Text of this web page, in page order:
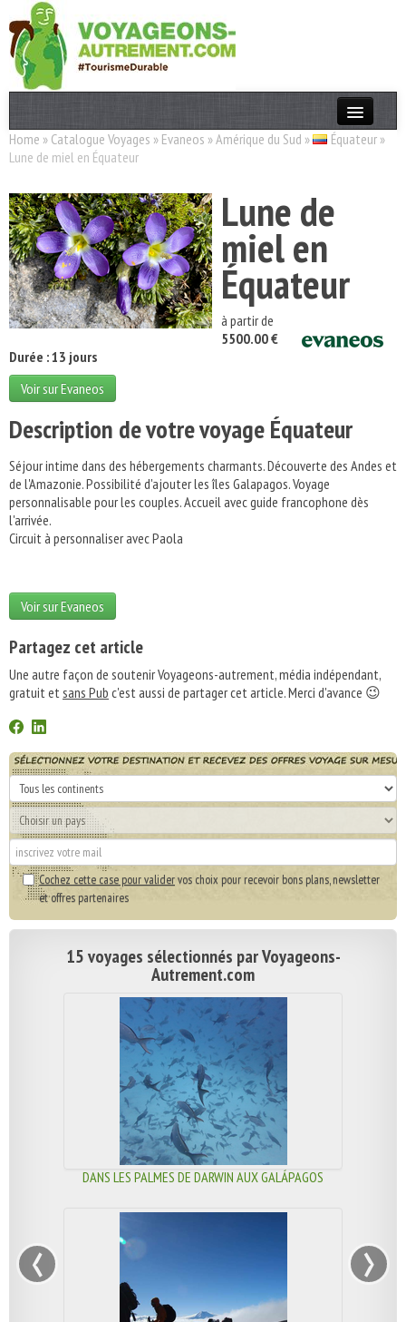
Actualités
Destinations
Acteurs
Thèmes
Home » Catalogue Voyages » Evaneos »Amérique du Sud » Équateur »
Lune de miel en Équateur
Lune de
miel en
Équateur
à partir de
5500.00 €
Durée : 13 jours
Voir sur Evaneos
Description de votre voyage Équateur
Séjour intime dans des hébergements charmants. Découverte des Andes et
de l'Amazonie. Possibilité d'ajouter les îles Galapagos. Voyage
personnalisable pour les couples. Accueil avec guide francophone dès
l'arrivée.
Circuit à personnaliser avec Paola
Voir sur Evaneos
Partagez cet article
Une autre façon de soutenir Voyageons-autrement, média indépendant,
gratuit etsans Pub c'est aussi de partager cet article. Merci d'avance 😉
Cochez cette case pour validervos choix pour recevoir bons plans, newsletter
et offres partenaires
15 voyages sélectionnés par Voyageons-
Autrement.com
DANS LES PALMES DE DARWIN AUX GALÁPAGOS
‹ ›